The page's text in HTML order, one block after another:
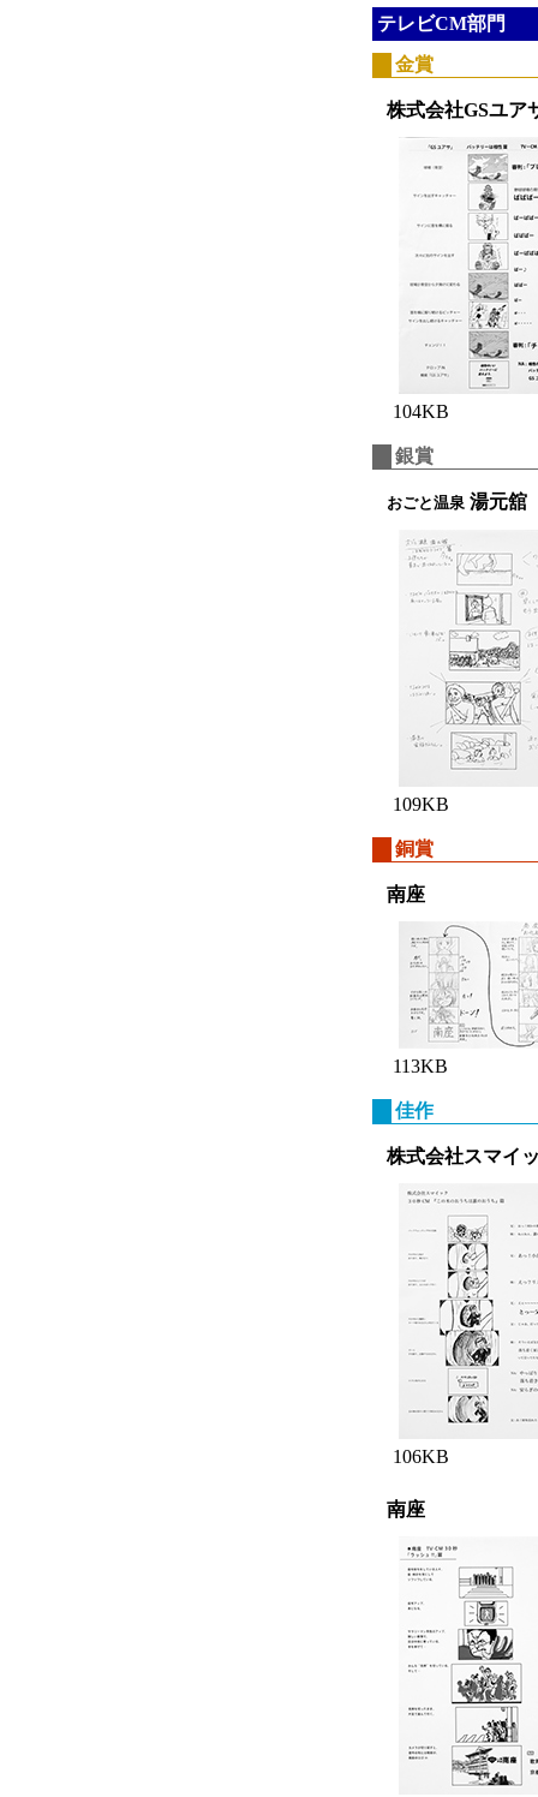
テレビCM部門
金賞
株式会社GSユア
104KB
銀賞
おごと温泉 湯元舘
109KB
銅賞
南座
113KB
佳作
株式会社スマイ
106KB
南座